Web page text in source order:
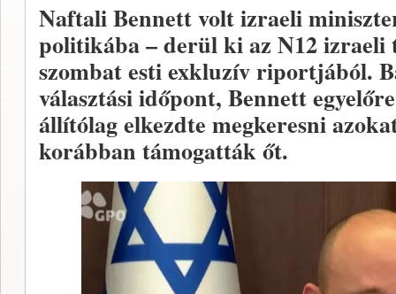
Naftali Bennett volt izraeli
politikába – derül ki az N12 izraeli
szombat esti exkluzív riportjából.
választási időpont, Bennett
állítólag elkezdte megkeresni
korábban támogatták őt.